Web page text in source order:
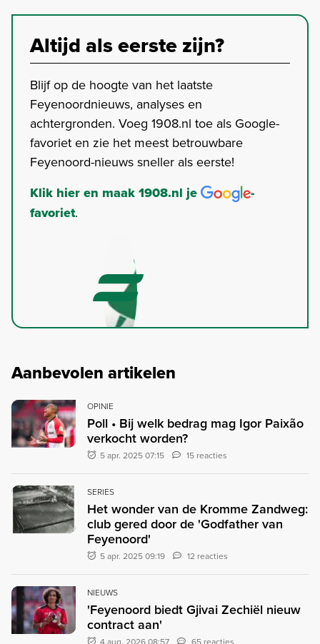
Altijd als eerste zijn?
Blijf op de hoogte van het laatste
Feyenoordnieuws, analyses en
achtergronden. Voeg 1908.nl toe als Google-
favoriet en zie het meest betrouwbare
Feyenoord-nieuws sneller als eerste!
Klik hier en maak 1908.nl je
-
favoriet.
Aanbevolen artikelen
OPINIE
Poll • Bij welk bedrag mag Igor Paixão
verkocht worden?
5 apr. 2025 07:15 15 reacties
SERIES
Het wonder van de Kromme Zandweg:
club gered door de 'Godfather van
Feyenoord'
5 apr. 2025 09:19 12 reacties
NIEUWS
'Feyenoord biedt Gjivai Zechiël nieuw
contract aan'
4 aug. 2026 08:57 65 reacties